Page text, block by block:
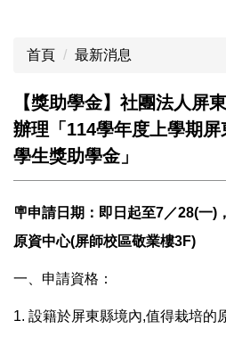
首頁 最新消息
【獎助學金】社團法人屏
辦理「114學年度上學期
學生獎助學金」
🪧申請日期：即日起至7／28(一)
原資中心(屏師校區敬業樓3F)
一、申請資格：
1. 設籍於屏東縣境內,值得栽培的